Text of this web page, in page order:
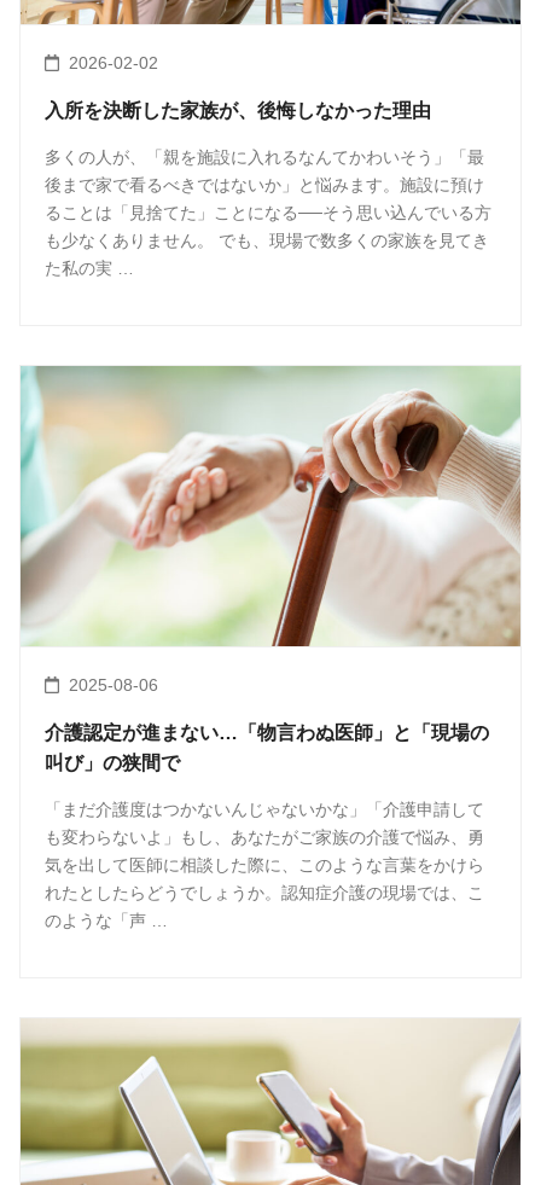
2026-02-02
入所を決断した家族が、後悔しなかった理由
多くの人が、「親を施設に入れるなんてかわいそう」「最
後まで家で看るべきではないか」と悩みます。施設に預け
ることは「見捨てた」ことになる──そう思い込んでいる方
も少なくありません。 でも、現場で数多くの家族を見てき
た私の実 …
2025-08-06
介護認定が進まない…「物言わぬ医師」と「現場の
叫び」の狭間で
「まだ介護度はつかないんじゃないかな」「介護申請して
も変わらないよ」もし、あなたがご家族の介護で悩み、勇
気を出して医師に相談した際に、このような言葉をかけら
れたとしたらどうでしょうか。認知症介護の現場では、こ
のような「声 …